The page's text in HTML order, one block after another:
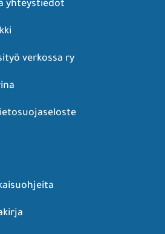
yhteystiedot
verkossa ry